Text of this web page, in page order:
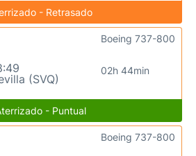
- Retrasado
(SVQ)
02h 44min
Boeing 737-800
- Puntual
Boeing 737-800